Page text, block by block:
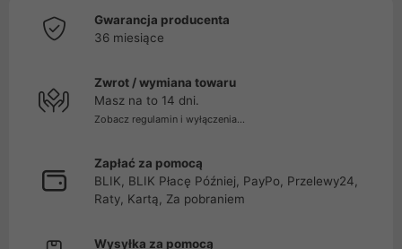
Gwarancja producenta
36 miesiące
Zwrot / wymiana towaru
Masz na to 14 dni.
Zobacz regulamin i wyłączenia...
Zapłać za pomocą
BLIK, BLIK Płacę Później, PayPo, Przelewy24,
Raty, Kartą, Za pobraniem
Wysyłka za pomocą